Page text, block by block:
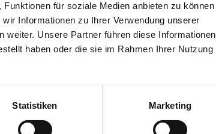
für soziale Medien anbieten zu können
Informationen zu Ihrer Verwendung unserer
weiter. Unsere Partner führen diese Informationen
haben oder die sie im Rahmen Ihrer Nutzung
Statistiken Marketing
from this